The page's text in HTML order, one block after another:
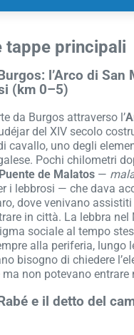
tappe principali
l’Arco di San
(km 0–5)
da Burgos attraverso l’
del XIV secolo
cavallo, uno degli
Pochi chilometri
Puente de Malatos —
i lebbrosi — che dava
dove venivano
in città. La lebbra nel
sociale al tempo
alla periferia, lungo
bisogno di chiedere
ma non potevano entrare
e il detto del